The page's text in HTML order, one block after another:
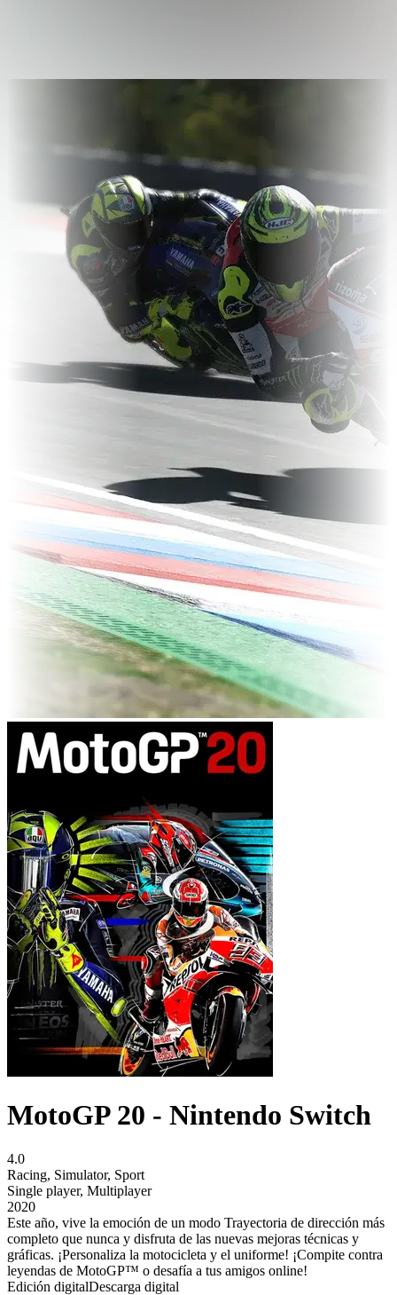
MotoGP 20 - Nintendo Switch
4.0
Racing, Simulator, Sport
Single player, Multiplayer
2020
Este año, vive la emoción de un modo Trayectoria de dirección más
completo que nunca y disfruta de las nuevas mejoras técnicas y
gráficas. ¡Personaliza la motocicleta y el uniforme! ¡Compite contra
leyendas de MotoGP™ o desafía a tus amigos online!
Edición digitalDescarga digital